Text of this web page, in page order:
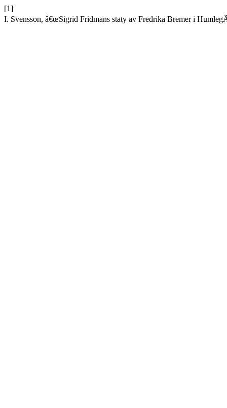
[1]
I. Svensson, â€œSigrid Fridmans staty av Fredrika Bremer i